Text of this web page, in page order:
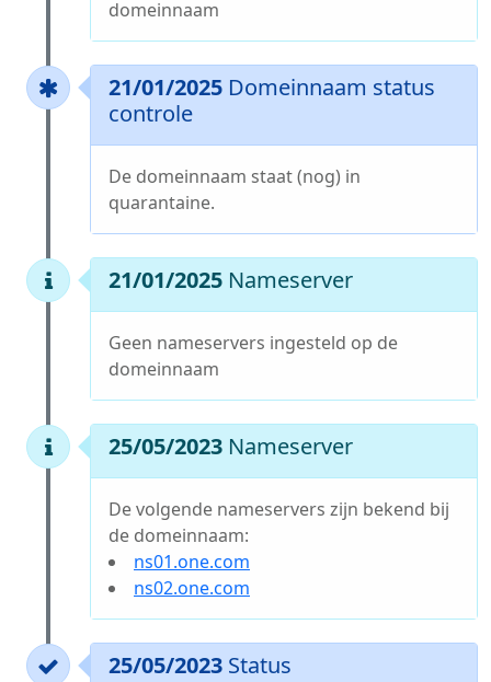
domeinnaam
21/01/2025 Domeinnaam status
controle
De domeinnaam staat (nog) in
quarantaine.
21/01/2025 Nameserver
Geen nameservers ingesteld op de
domeinnaam
25/05/2023 Nameserver
De volgende nameservers zijn bekend bij
de domeinnaam:
ns01.one.com
ns02.one.com
25/05/2023 Status